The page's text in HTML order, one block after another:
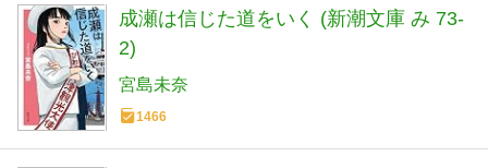
成瀬は信じた道をいく (新潮文庫 み 73-
2)
宮島未奈
1466